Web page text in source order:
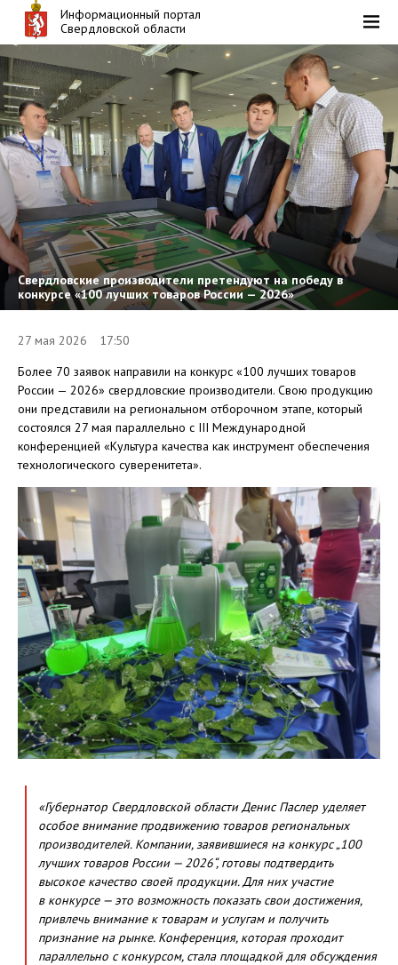
Информационный портал
Свердловской области
Свердловские производители претендуют на победу в
конкурсе «100 лучших товаров России — 2026»
27 мая 2026 17:50
Более 70 заявок направили на конкурс «100 лучших товаров
России — 2026» свердловские производители. Свою продукцию
они представили на региональном отборочном этапе, который
состоялся 27 мая параллельно с III Международной
конференцией «Культура качества как инструмент обеспечения
технологического суверенитета».
«Губернатор Свердловской области Денис Паслер уделяет
особое внимание продвижению товаров региональных
производителей. Компании, заявившиеся на конкурс „100
лучших товаров России — 2026“, готовы подтвердить
высокое качество своей продукции. Для них участие
в конкурсе — это возможность показать свои достижения,
привлечь внимание к товарам и услугам и получить
признание на рынке. Конференция, которая проходит
параллельно с конкурсом, стала площадкой для обсуждения